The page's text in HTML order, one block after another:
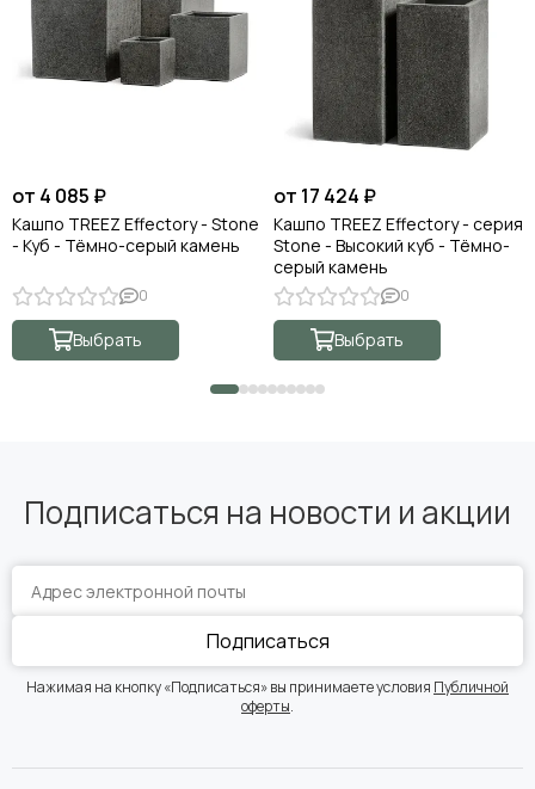
от 4 085 ₽
Кашпо TREEZ Effectory - Stone
- Куб - Тёмно-серый камень
0
Выбрать
от 17 424 ₽
Кашпо TREEZ Effectory - серия
Stone - Высокий куб - Тёмно-
серый камень
0
Выбрать
Подписаться на новости и акции
Подписаться
Нажимая на кнопку «Подписаться» вы принимаете условия Публичной
оферты.